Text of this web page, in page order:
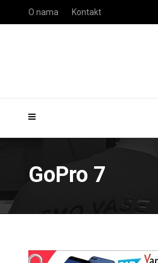
O nama Kontakt
GoPro 7